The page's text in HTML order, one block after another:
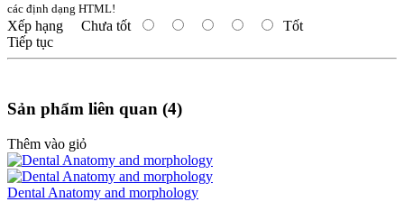
các định dạng HTML!
Xếp hạng Chưa tốt
Tốt
Tiếp tục
Sản phẩm liên quan (4)
Thêm vào giỏ
Dental Anatomy and morphology